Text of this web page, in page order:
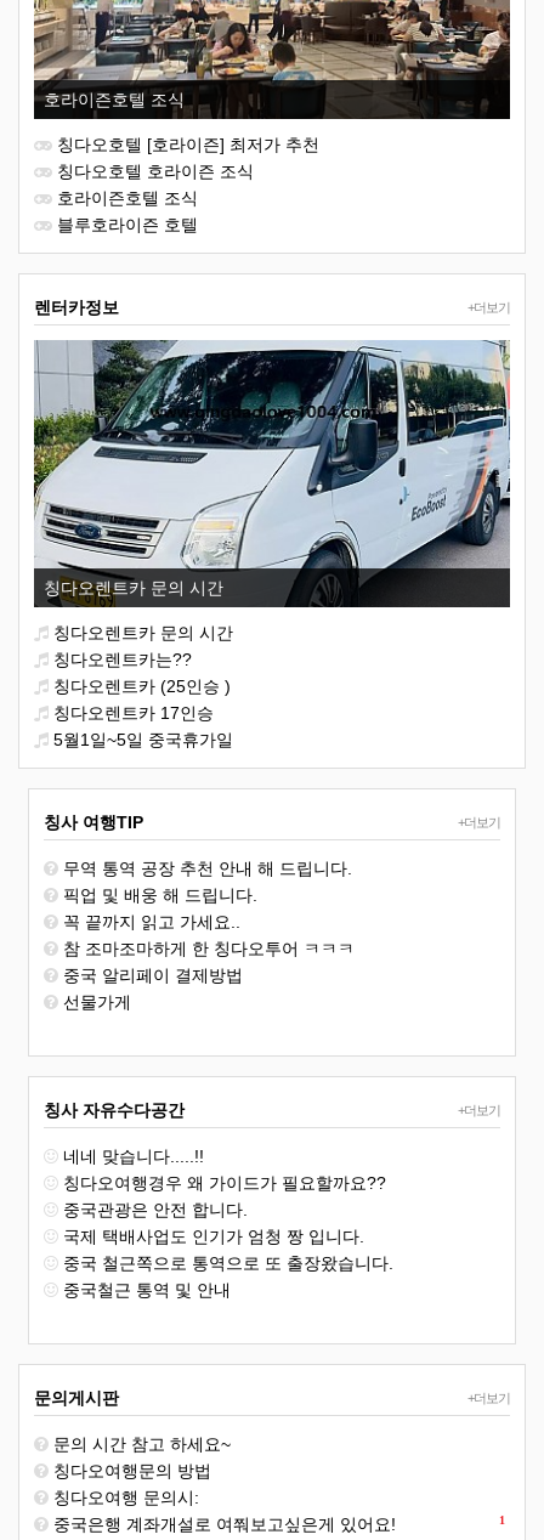
호라이즌호텔 조식
칭다오호텔 [호라이즌] 최저가 추천
칭다오호텔 호라이즌 조식
호라이즌호텔 조식
블루호라이즌 호텔
+더보기
렌터카정보
칭다오렌트카 문의 시간
칭다오렌트카 문의 시간
칭다오렌트카는??
칭다오렌트카 (25인승 )
칭다오렌트카 17인승
5월1일~5일 중국휴가일
+더보기
칭사 여행TIP
무역 통역 공장 추천 안내 해 드립니다.
픽업 및 배웅 해 드립니다.
꼭 끝까지 읽고 가세요..
참 조마조마하게 한 칭다오투어 ㅋㅋㅋ
중국 알리페이 결제방법
선물가게
+더보기
칭사 자유수다공간
네네 맞습니다.....!!
칭다오여행경우 왜 가이드가 필요할까요??
중국관광은 안전 합니다.
국제 택배사업도 인기가 엄청 짱 입니다.
중국 철근쪽으로 통역으로 또 출장왔습니다.
중국철근 통역 및 안내
+더보기
문의게시판
문의 시간 참고 하세요~
칭다오여행문의 방법
칭다오여행 문의시:
1
중국은행 계좌개설로 여쭤보고싶은게 있어요!